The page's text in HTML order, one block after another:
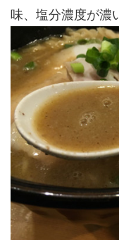
味、塩分濃度が濃